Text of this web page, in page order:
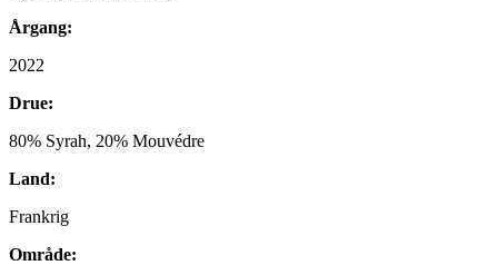
Årgang:
2022
Drue:
80% Syrah, 20% Mouvédre
Land:
Frankrig
Område: